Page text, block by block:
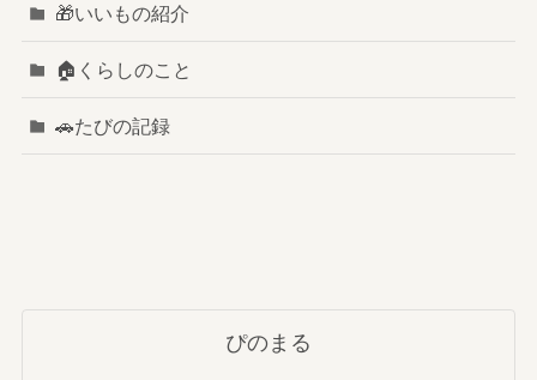
🎁いいもの紹介
🏠️くらしのこと
🚗たびの記録
ぴのまる